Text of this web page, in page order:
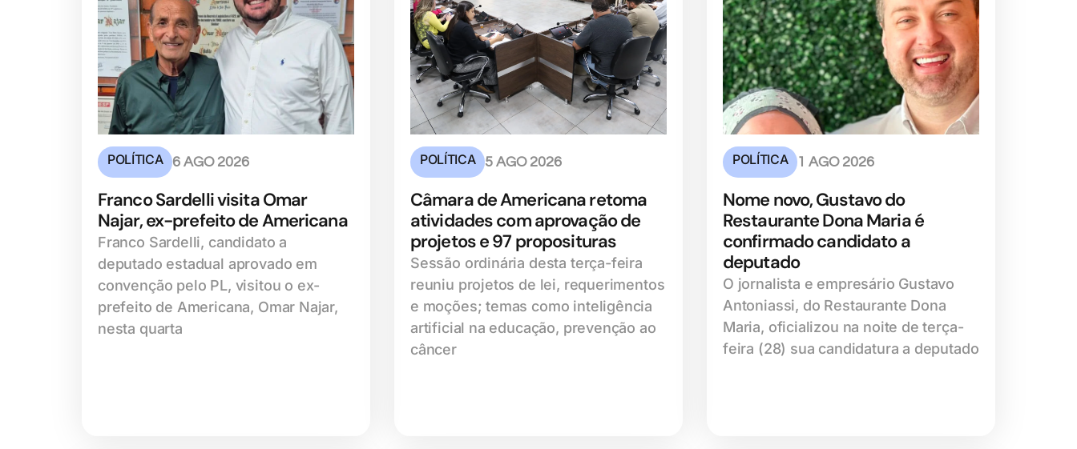
POLÍTICA 6 AGO 2026
Franco Sardelli visita Omar
Najar, ex-prefeito de Americana
Franco Sardelli, candidato a
deputado estadual aprovado em
convenção pelo PL, visitou o ex-
prefeito de Americana, Omar Najar,
nesta quarta
POLÍTICA 5 AGO 2026
Câmara de Americana retoma
atividades com aprovação de
projetos e 97 proposituras
Sessão ordinária desta terça-feira
reuniu projetos de lei, requerimentos
e moções; temas como inteligência
artificial na educação, prevenção ao
câncer
POLÍTICA 1 AGO 2026
Nome novo, Gustavo do
Restaurante Dona Maria é
confirmado candidato a
deputado
O jornalista e empresário Gustavo
Antoniassi, do Restaurante Dona
Maria, oficializou na noite de terça-
feira (28) sua candidatura a deputado